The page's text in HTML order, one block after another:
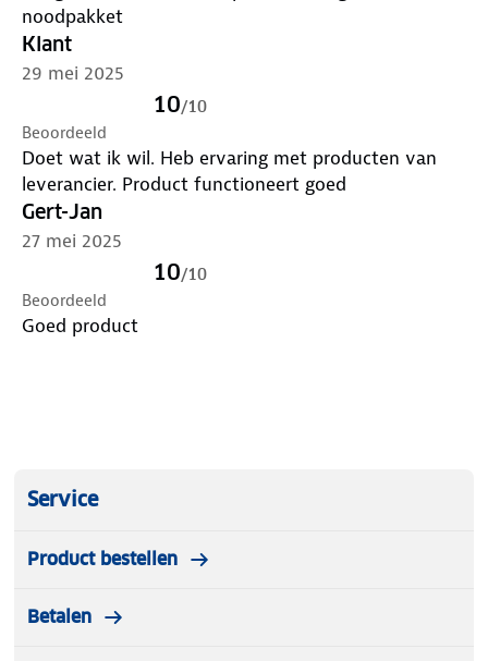
generator ideaal: hij kan moeiteloos elektrisch
gereedschap aandrijven. Door het compacte
ontwerp en het lichte gewicht is hij makkelijk te
verplaatsen en op te bergen.
Technische specificaties
Afmetingen (LxBxH):
Maximaal vermogen:
Nominaal vermogen:
Gewicht:
noodpakket
Klant
29 mei 2025
10/10
Beoordeeld
Doet wat ik wil. Heb ervaring met producten van
leverancier. Product functioneert goed
Gert-Jan
27 mei 2025
10/10
Beoordeeld
Goed product
Service
Product bestellen
Betalen